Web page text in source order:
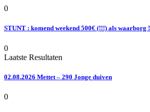
0
STUNT : komend weekend 500€ (!!!) als waarborg !
0
Laatste Resultaten
02.08.2026 Mettet – 290 Jonge duiven
0